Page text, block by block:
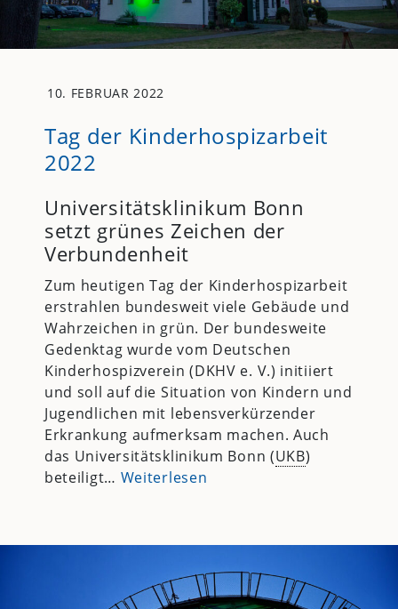
10. FEBRUAR 2022
Tag der Kinderhospizarbeit
2022
Universitätsklinikum Bonn
setzt grünes Zeichen der
Verbundenheit
Zum heutigen Tag der Kinderhospizarbeit
erstrahlen bundesweit viele Gebäude und
Wahrzeichen in grün. Der bundesweite
Gedenktag wurde vom Deutschen
Kinderhospizverein (DKHV e. V.) initiiert
und soll auf die Situation von Kindern und
Jugendlichen mit lebensverkürzender
Erkrankung aufmerksam machen. Auch
das Universitätsklinikum Bonn (UKB)
beteiligt… Weiterlesen